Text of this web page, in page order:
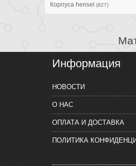
Корпуса hensel (927)
Информация
НОВОСТИ
О НАС
ОПЛАТА И ДОСТАВКА
ПОЛИТИКА